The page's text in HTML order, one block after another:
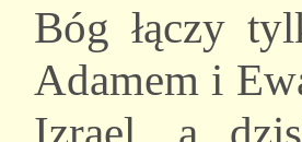
Bóg łączy
Adamem i
Izrael, a